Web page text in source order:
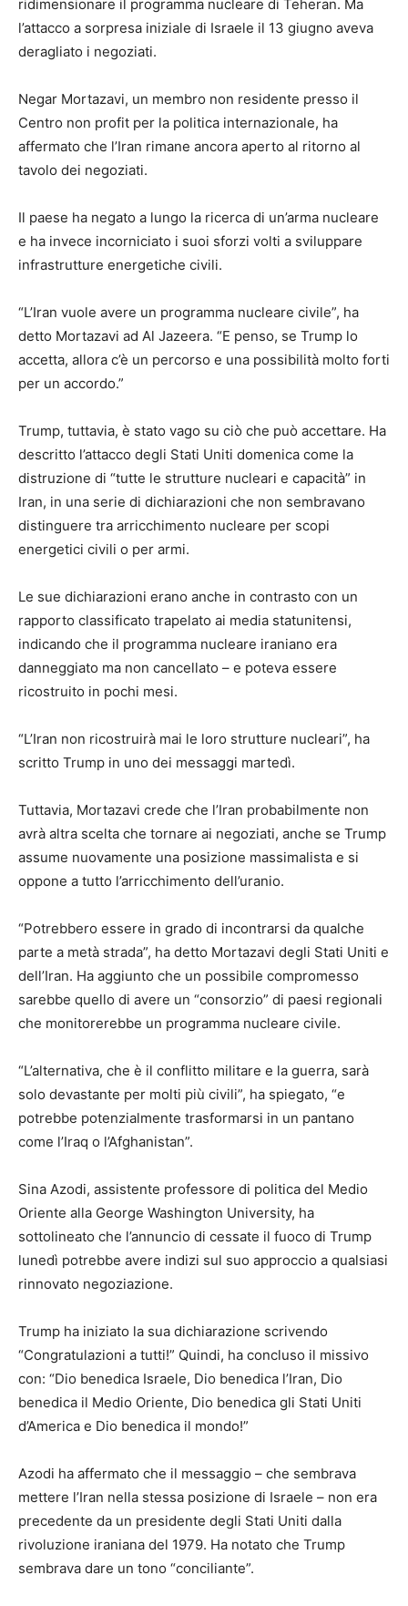
ridimensionare il programma nucleare di Teheran. Ma
l’attacco a sorpresa iniziale di Israele il 13 giugno aveva
deragliato i negoziati.
Negar Mortazavi, un membro non residente presso il
Centro non profit per la politica internazionale, ha
affermato che l’Iran rimane ancora aperto al ritorno al
tavolo dei negoziati.
Il paese ha negato a lungo la ricerca di un’arma nucleare
e ha invece incorniciato i suoi sforzi volti a sviluppare
infrastrutture energetiche civili.
“L’Iran vuole avere un programma nucleare civile”, ha
detto Mortazavi ad Al Jazeera. “E penso, se Trump lo
accetta, allora c’è un percorso e una possibilità molto forti
per un accordo.”
Trump, tuttavia, è stato vago su ciò che può accettare. Ha
descritto l’attacco degli Stati Uniti domenica come la
distruzione di “tutte le strutture nucleari e capacità” in
Iran, in una serie di dichiarazioni che non sembravano
distinguere tra arricchimento nucleare per scopi
energetici civili o per armi.
Le sue dichiarazioni erano anche in contrasto con un
rapporto classificato trapelato ai media statunitensi,
indicando che il programma nucleare iraniano era
danneggiato ma non cancellato – e poteva essere
ricostruito in pochi mesi.
“L’Iran non ricostruirà mai le loro strutture nucleari”, ha
scritto Trump in uno dei messaggi martedì.
Tuttavia, Mortazavi crede che l’Iran probabilmente non
avrà altra scelta che tornare ai negoziati, anche se Trump
assume nuovamente una posizione massimalista e si
oppone a tutto l’arricchimento dell’uranio.
“Potrebbero essere in grado di incontrarsi da qualche
parte a metà strada”, ha detto Mortazavi degli Stati Uniti e
dell’Iran. Ha aggiunto che un possibile compromesso
sarebbe quello di avere un “consorzio” di paesi regionali
che monitorerebbe un programma nucleare civile.
“L’alternativa, che è il conflitto militare e la guerra, sarà
solo devastante per molti più civili”, ha spiegato, “e
potrebbe potenzialmente trasformarsi in un pantano
come l’Iraq o l’Afghanistan”.
Sina Azodi, assistente professore di politica del Medio
Oriente alla George Washington University, ha
sottolineato che l’annuncio di cessate il fuoco di Trump
lunedì potrebbe avere indizi sul suo approccio a qualsiasi
rinnovato negoziazione.
Trump ha iniziato la sua dichiarazione scrivendo
“Congratulazioni a tutti!” Quindi, ha concluso il missivo
con: “Dio benedica Israele, Dio benedica l’Iran, Dio
benedica il Medio Oriente, Dio benedica gli Stati Uniti
d’America e Dio benedica il mondo!”
Azodi ha affermato che il messaggio – che sembrava
mettere l’Iran nella stessa posizione di Israele – non era
precedente da un presidente degli Stati Uniti dalla
rivoluzione iraniana del 1979. Ha notato che Trump
sembrava dare un tono “conciliante”.